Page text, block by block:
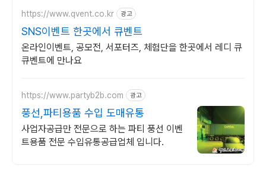
https://www.qvent.co.kr 광고
SNS이벤트 한곳에서 큐벤트
온라인이벤트, 공모전, 서포터즈, 체험단을 한곳에서 레디 큐
큐벤트에 만나요
https://www.partyb2b.com 광고
풍선,파티용품 수입 도매유통
사업자공급만 전문으로 하는 파티 풍선 이벤
트용품 전문 수입유통공급업체 입니다.